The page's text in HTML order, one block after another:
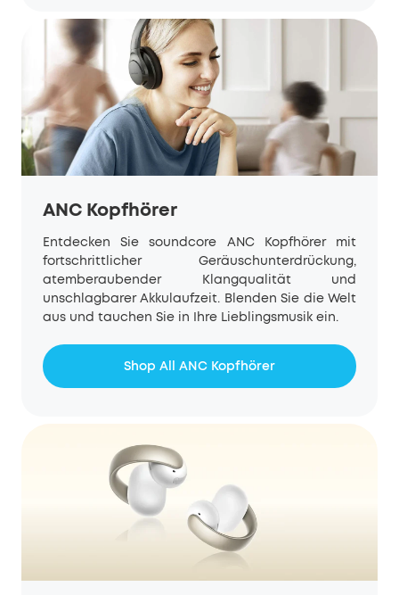
ANC Kopfhörer
Entdecken Siesoundcore ANC Kopfhörer mit
fortschrittlicher Geräuschunterdrückung,
atemberaubender Klangqualität und
unschlagbarer Akkulaufzeit. Blenden Sie die Welt
aus und tauchen Sie in Ihre Lieblingsmusik ein.
Shop All ANC Kopfhörer